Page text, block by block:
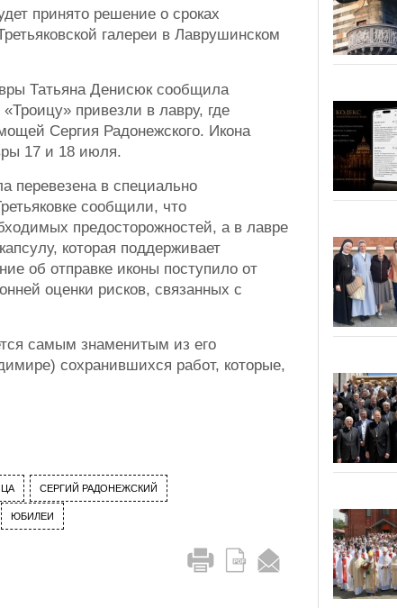
принято решение о сроках
галереи в Лаврушинском
Татьяна Денисюк сообщила
привезли в лавру, где
Сергия Радонежского. Икона
17 и 18 июля.
перевезена в специально
сообщили, что
предосторожностей, а в лавре
которая поддерживает
об отправке иконы поступило от
оценки рисков, связанных с
самым знаменитым из его
сохранившихся работ, которые,
СЕРГИЙ РАДОНЕЖСКИЙ
ЮБИЛЕИ